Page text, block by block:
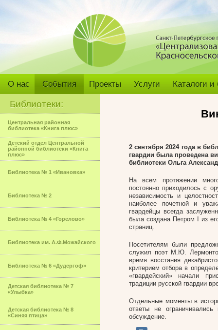
О нас События Проекты Услуги Каталоги
Библиотеки:
Центральная районная
библиотека «Книга плюс»
Детский отдел Центральной
районной библиотеки «Книга
плюс»
Библиотека № 1 «Ивановка»
Библиотека № 2
Библиотека № 4 «Горелово»
Библиотека им. А.Ф.Можайского
Библиотека № 6 «Дудергоф»
Детская библиотека № 7
«Улыбка»
Детская библиотека № 8
«Синяя птица»
2 сентября 2024 года в
гвардии была проведена
библиотеки Ольга
На всем протяжении
постоянно приходилось с
независимость и
наиболее почетной и
гвардейцы всегда
была создана Петром I из
страниц.
Посетителям были
служил поэт М.Ю.
время восстания
критерием отбора в
«гвардейский» начали
традиции русской гвардии
Отдельные моменты в
ответы не
обсуждение.